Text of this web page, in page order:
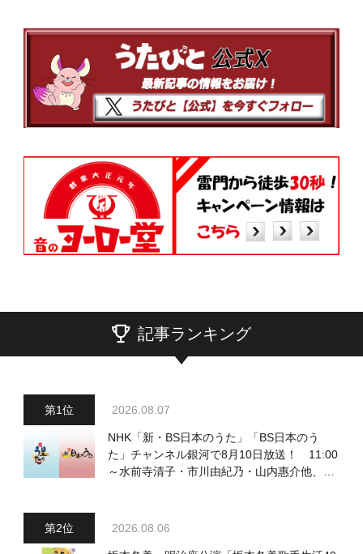
記事ランキング
2026.08.07
NHK「新・BS日本のうた」「BS日本のう
た」チャンネル銀河で8月10日放送！ 11:00
～水前寺清子・市川由紀乃・山内惠介他、
2026.08.06